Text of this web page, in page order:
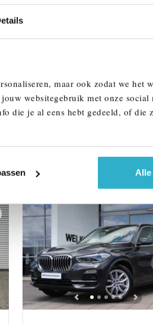
maar ook zodat we het
websitegebruik met onze social
die je al eens hebt gedeeld, of die
Alle